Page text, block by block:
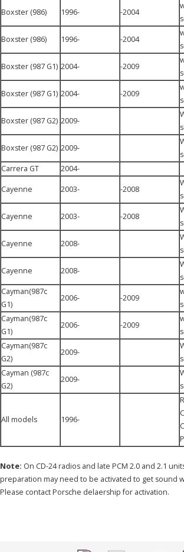
Boxster (986) 1996- -2004
Boxster (986) 1996- -2004
Boxster (987 G1) 2004- -2009
Boxster (987 G1) 2004- -2009
Boxster (987 G2) 2009-
Boxster (987 G2) 2009-
Carrera GT
2004-
Cayenne 2003- -2008
Cayenne 2003- -2008
Cayenne 2008-
Cayenne 2008-
Cayman(987c
G1)
2006- -2009
Cayman(987c
G1)
2006- -2009
Cayman(987c
G2)
2009-
Cayman (987c
G2)
2009-
All models 1996-
Note: On CD-24 radios and late PCM 2.0 and 2.1
preparation may need to be activated to get sound
Please contact Porsche delaership for activation.